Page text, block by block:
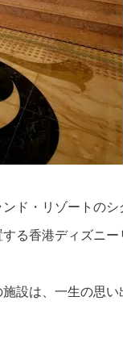
ド・リゾートの
る香港ディズニー
設は、一生の思